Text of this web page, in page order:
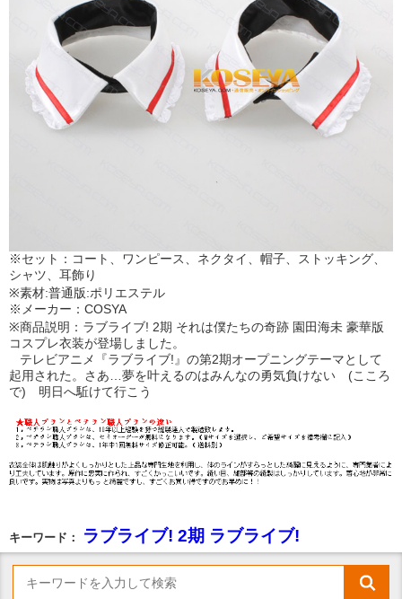
※セット：コート、ワンピース、ネクタイ、帽子、ストッキング、
シャツ、耳飾り
※素材:普通版:ポリエステル
※メーカー：COSYA
※商品説明：ラブライブ! 2期 それは僕たちの奇跡 園田海未 豪華版
コスプレ衣装が登場しました。
テレビアニメ『ラブライブ!』の第2期オープニングテーマとして
起用された。さあ…夢を叶えるのはみんなの勇気負けない (こころ
で) 明日へ駈けて行こう
キーワード： ラブライブ! 2期 ラブライブ!